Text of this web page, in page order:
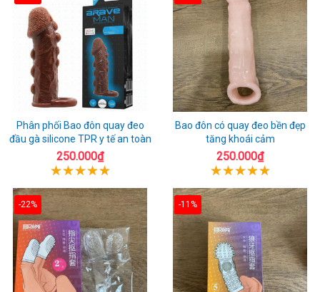
Phân phối Bao đôn quay đeo
đầu gà silicone TPR y tế an toàn
250.000₫
Bao đôn có quay đeo bền đẹp
tăng khoái cảm
250.000₫
-22% -11%